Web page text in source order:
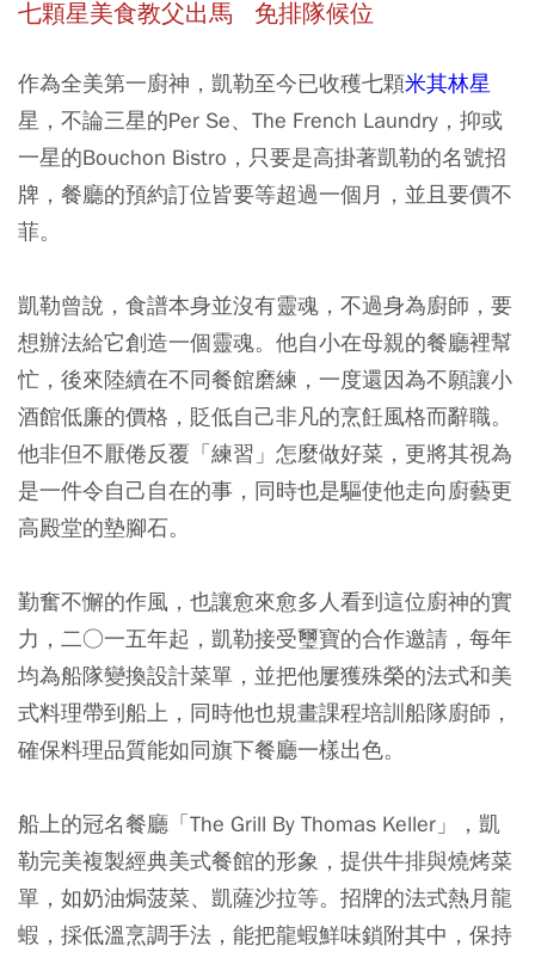
七顆星美食教父出馬 免排隊候位
作為全美第一廚神，凱勒至今已收穫七顆米其林星
星，不論三星的Per Se、The French Laundry，抑或
一星的Bouchon Bistro，只要是高掛著凱勒的名號招
牌，餐廳的預約訂位皆要等超過一個月，並且要價不
菲。
凱勒曾說，食譜本身並沒有靈魂，不過身為廚師，要
想辦法給它創造一個靈魂。他自小在母親的餐廳裡幫
忙，後來陸續在不同餐館磨練，一度還因為不願讓小
酒館低廉的價格，貶低自己非凡的烹飪風格而辭職。
他非但不厭倦反覆「練習」怎麼做好菜，更將其視為
是一件令自己自在的事，同時也是驅使他走向廚藝更
高殿堂的墊腳石。
勤奮不懈的作風，也讓愈來愈多人看到這位廚神的實
力，二○一五年起，凱勒接受璽寶的合作邀請，每年
均為船隊變換設計菜單，並把他屢獲殊榮的法式和美
式料理帶到船上，同時他也規畫課程培訓船隊廚師，
確保料理品質能如同旗下餐廳一樣出色。
船上的冠名餐廳「The Grill By Thomas Keller」，凱
勒完美複製經典美式餐館的形象，提供牛排與燒烤菜
單，如奶油焗菠菜、凱薩沙拉等。招牌的法式熱月龍
蝦，採低溫烹調手法，能把龍蝦鮮味鎖附其中，保持